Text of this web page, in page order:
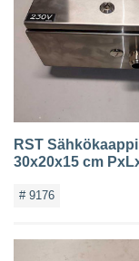
RST Sähkökaappi
30x20x15 cm
# 9176